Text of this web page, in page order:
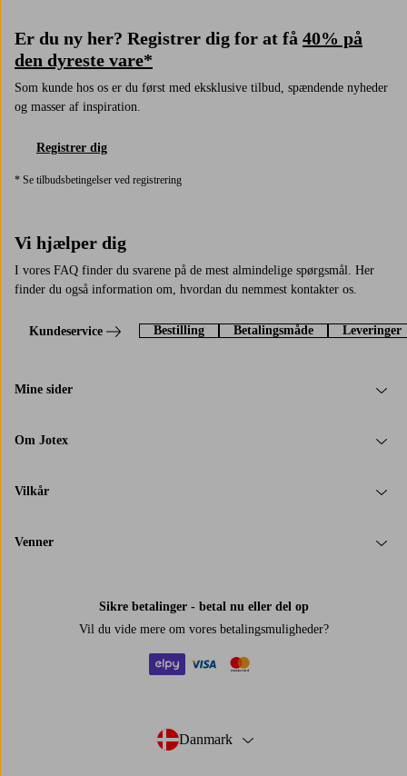
Er du ny her? Registrer dig for at få 40% på
den dyreste vare*
Som kunde hos os er du først med eksklusive tilbud, spændende nyheder
og masser af inspiration.
Registrer dig
* Se tilbudsbetingelser ved registrering
Vi hjælper dig
I vores FAQ finder du svarene på de mest almindelige spørgsmål. Her
finder du også information om, hvordan du nemmest kontakter os.
Kundeservice Bestilling Betalingsmåde Leveringer
Mine sider
Om Jotex
Vilkår
Venner
Sikre betalinger - betal nu eller del op
Vil du vide mere om vores betalingsmuligheder?
Danmark
- Vælg land